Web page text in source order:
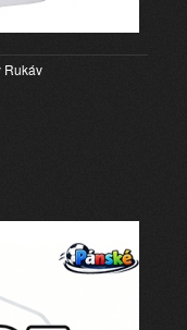
Rukáv